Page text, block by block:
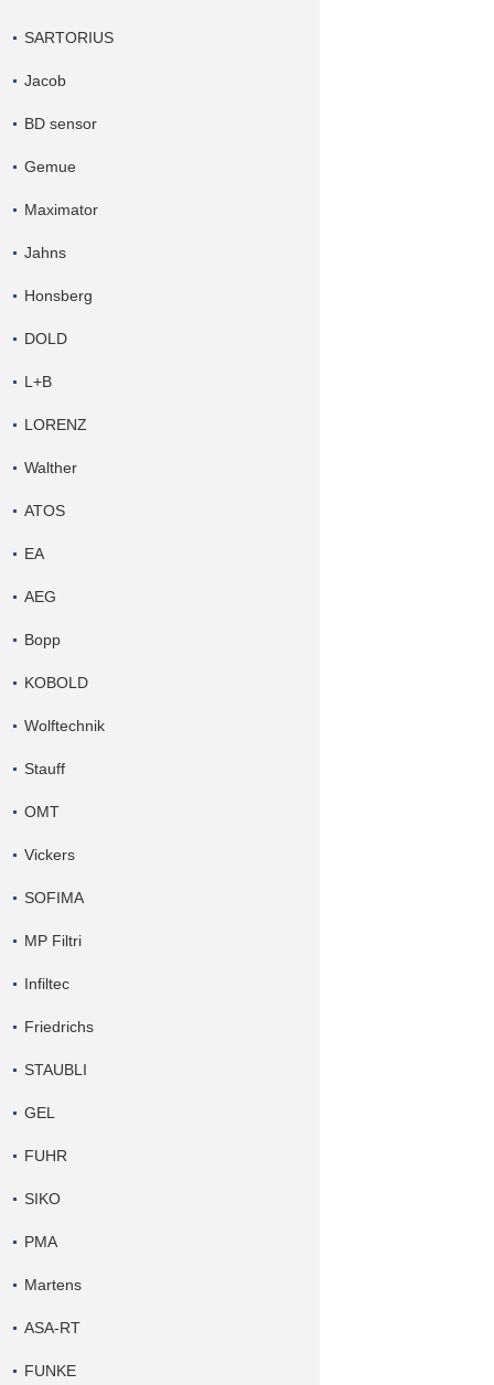
SARTORIUS
Jacob
BD sensor
Gemue
Maximator
Jahns
Honsberg
DOLD
L+B
LORENZ
Walther
ATOS
EA
AEG
Bopp
KOBOLD
Wolftechnik
Stauff
OMT
Vickers
SOFIMA
MP Filtri
Infiltec
Friedrichs
STAUBLI
GEL
FUHR
SIKO
PMA
Martens
ASA-RT
FUNKE